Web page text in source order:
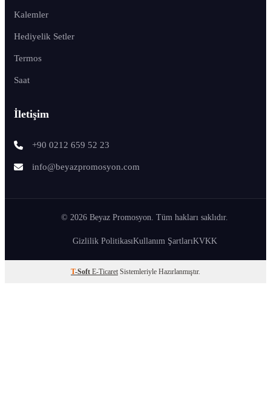
Kalemler
Hediyelik Setler
Termos
Saat
İletişim
+90 0212 659 52 23
info@beyazpromosyon.com
© 2026 Beyaz Promosyon. Tüm hakları saklıdır.
Gizlilik PolitikasıKullanım ŞartlarıKVKK
T-Soft E-Ticaret Sistemleriyle Hazırlanmıştır.